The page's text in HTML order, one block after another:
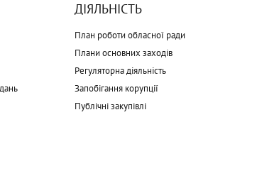
ДІЯЛЬНІСТЬ
План роботи обласної ради
Плани основних заходів
Регуляторна діяльність
Запобігання корупції
Публічні закупівлі